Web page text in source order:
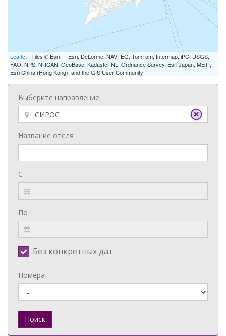
Leaflet | Tiles © Esri — Esri, DeLorme, NAVTEQ, TomTom, Intermap, iPC, USGS,
FAO, NPS, NRCAN, GeoBase, Kadaster NL, Ordnance Survey, Esri Japan, METI,
Esri China (Hong Kong), and the GIS User Community
Выберите направление:
Название отеля
С
По
Без конкретных дат
Номера
Поиск